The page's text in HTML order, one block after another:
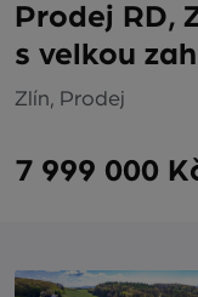
Prodej RD,
s velkou
Zlín, Prodej
7 999 000